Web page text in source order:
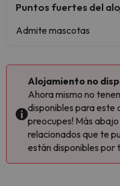
Puntos fuertes del
Admite mascotas
Alojamiento no
Ahora mismo no
disponibles para este
preocupes! Más
relacionados que te
están disponibles por